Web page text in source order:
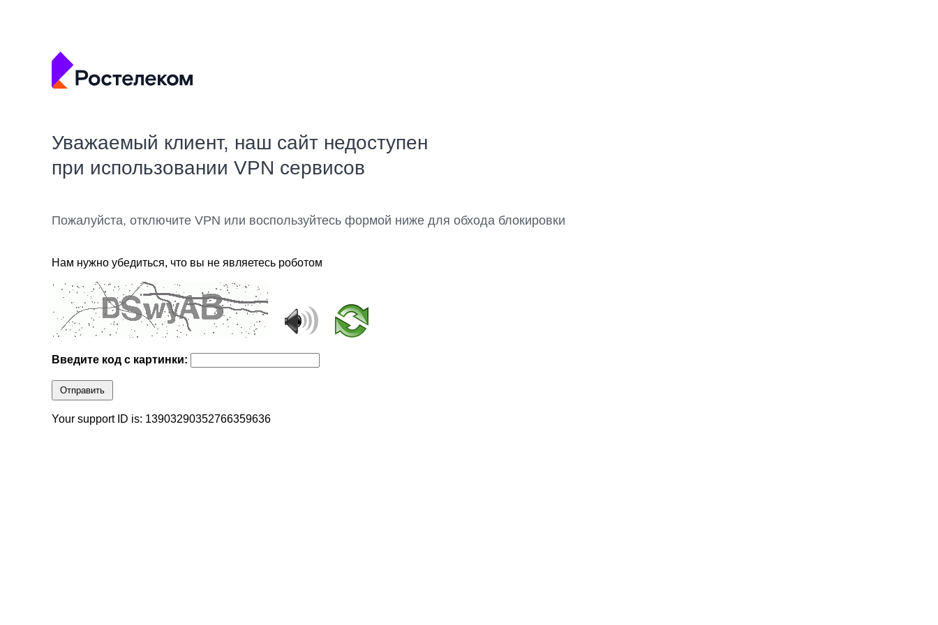
Уважаемый клиент, наш сайт недоступен
при использовании VPN сервисов
Пожалуйста, отключите VPN или воспользуйтесь формой ниже для обхода блокировки
Нам нужно убедиться, что вы не являетесь роботом
Введите код с картинки:
Отправить
Your support ID is: 13903290352766359636